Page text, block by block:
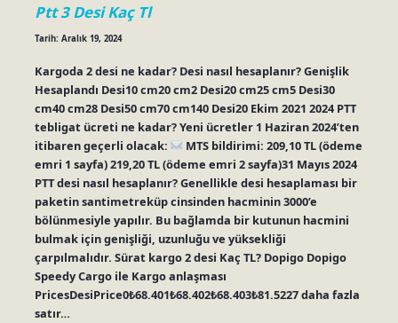
Ptt 3 Desi Kaç Tl
Tarih: Aralık 19, 2024
Kargoda 2 desi ne kadar? Desi nasıl hesaplanır? Genişlik
Hesaplandı Desi10 cm20 cm2 Desi20 cm25 cm5 Desi30
cm40 cm28 Desi50 cm70 cm140 Desi20 Ekim 2021 2024 PTT
tebligat ücreti ne kadar? Yeni ücretler 1 Haziran 2024’ten
itibaren geçerli olacak:
MTS bildirimi: 209,10 TL (ödeme
emri 1 sayfa) 219,20 TL (ödeme emri 2 sayfa)31 Mayıs 2024
PTT desi nasıl hesaplanır? Genellikle desi hesaplaması bir
paketin santimetreküp cinsinden hacminin 3000’e
bölünmesiyle yapılır. Bu bağlamda bir kutunun hacmini
bulmak için genişliği, uzunluğu ve yüksekliği
çarpılmalıdır. Sürat kargo 2 desi Kaç TL? Dopigo Dopigo
Speedy Cargo ile Kargo anlaşması
PricesDesiPrice0₺68.401₺68.402₺68.403₺81.5227 daha fazla
satır…